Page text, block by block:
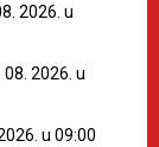
2026. u
2026. u
u 09:00